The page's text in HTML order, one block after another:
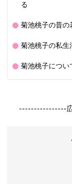
る
菊池桃子の昔の
菊池桃子の私生
菊池桃子につい
----------------